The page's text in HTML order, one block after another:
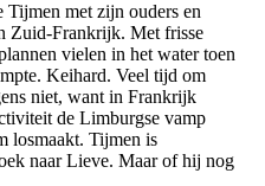
Tijmen met zijn ouders en
Zuid-Frankrijk. Met frisse
vielen in het water toen
Keihard. Veel tijd om
niet, want in Frankrijk
de Limburgse vamp
losmaakt. Tijmen is
naar Lieve. Maar of hij nog